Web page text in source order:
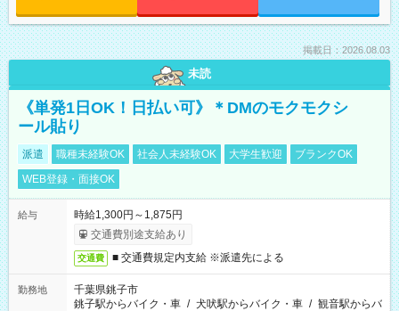
掲載日：2026.08.03
未読
《単発1日OK！日払い可》＊DMのモクモクシ
ール貼り
派遣 職種未経験OK 社会人未経験OK 大学生歓迎
ブランクOK
WEB登録・面接OK
給与
時給1,300円～1,875円
交通費別途支給あり
交通費 ■ 交通費規定内支給 ※派遣先による
勤務地
千葉県銚子市
銚子駅からバイク・車 / 犬吠駅からバイク・車 / 観音駅からバ